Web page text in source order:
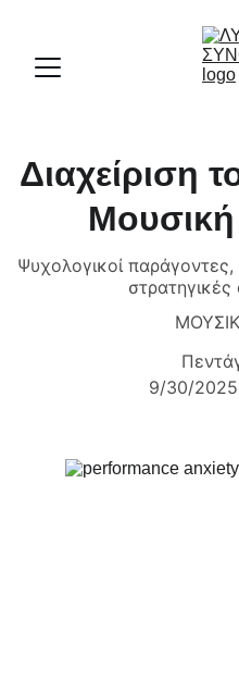
Διαχείριση
Μουσική
Ψυχολογικοί παράγοντες,
στρατηγικές
9/30/2025